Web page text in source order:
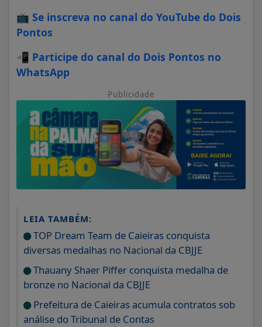
📺 Se inscreva no canal do YouTube do Dois
Pontos
📲 Participe do canal do Dois Pontos no
WhatsApp
Publicidade
LEIA TAMBÉM:
TOP Dream Team de Caieiras conquista
diversas medalhas no Nacional da CBJJE
Thauany Shaer Piffer conquista medalha de
bronze no Nacional da CBJJE
Prefeitura de Caieiras acumula contratos sob
análise do Tribunal de Contas